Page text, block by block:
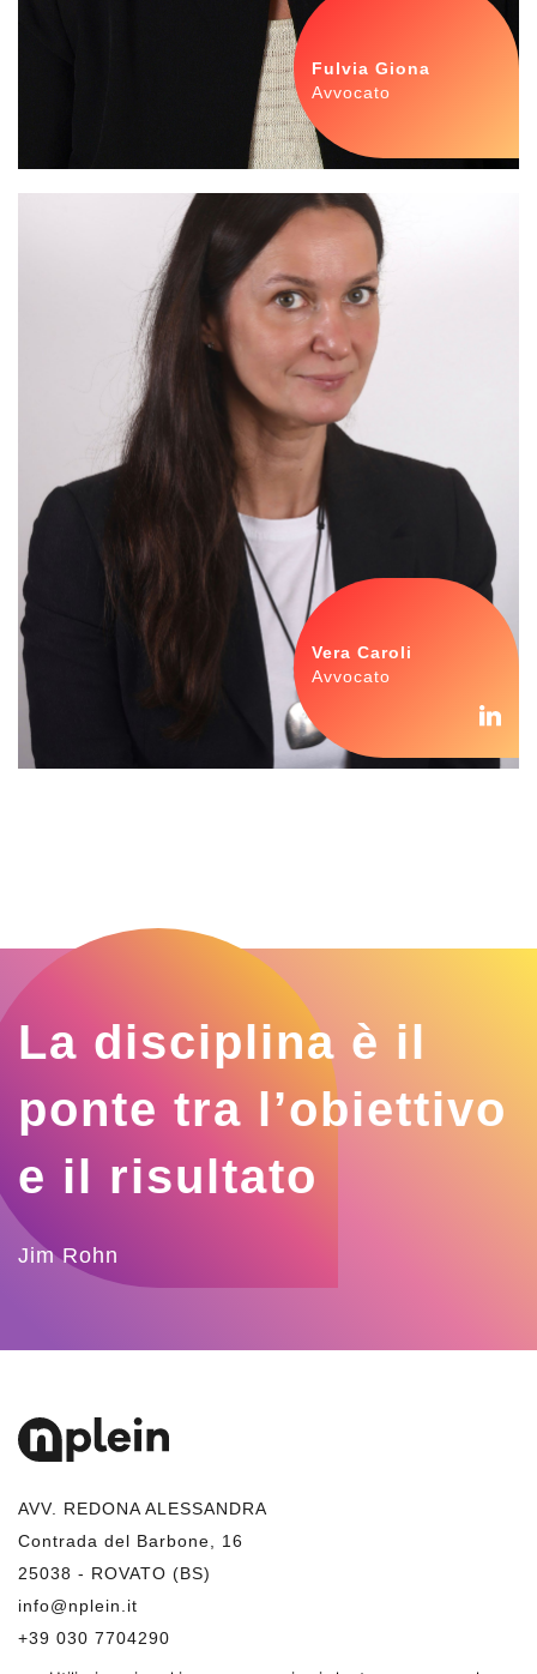
Fulvia Giona
Avvocato
Vera Caroli
Avvocato
La disciplina è il
ponte tra l’obiettivo
e il risultato
Jim Rohn
AVV. REDONA ALESSANDRA
Contrada del Barbone, 16
25038 - ROVATO (BS)
info@nplein.it
+39 030 7704290